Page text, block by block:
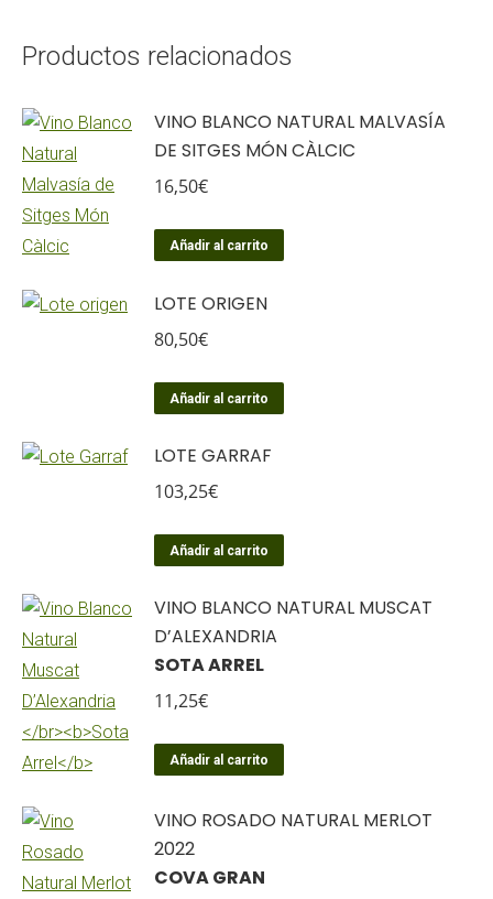
Productos relacionados
VINO BLANCO NATURAL MALVASÍA
DE SITGES MÓN CÀLCIC
16,50€
Añadir al carrito
LOTE ORIGEN
80,50€
Añadir al carrito
LOTE GARRAF
103,25€
Añadir al carrito
VINO BLANCO NATURAL MUSCAT
D’ALEXANDRIA
SOTA ARREL
11,25€
Añadir al carrito
VINO ROSADO NATURAL MERLOT
2022
COVA GRAN